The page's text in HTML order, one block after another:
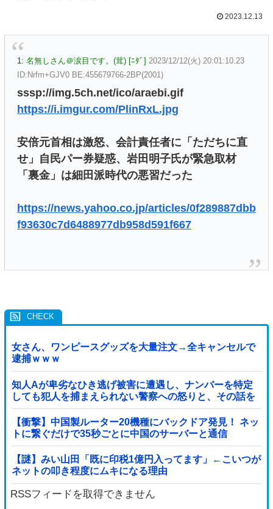
2023.12.13
1: 名無しさん＠涙目です。(茸) [ﾆﾀﾞ] 2023/12/12(火) 20:01:10.23
ID:Nrfm+GJV0 BE:455679766-2BP(2001)
sssp://img.5ch.net/ico/araebi.gif
https://i.imgur.com/PlinRxL.jpg
安倍元首相は激怒、会計責任者に「ただちに直
せ」自民パー券疑惑、岩田明子氏が緊急取材
「裏金」は細田派時代の悪習だった
https://news.yahoo.co.jp/articles/0f289887dbb
f93630c7d6488977db958d591f667
女さん、ワンピースグッズを大量注文→全キャンセルで
逮捕ｗｗｗ
知人Aが卑劣なひき逃げ被害に遭遇し、ナンバーを特定
しても犯人を捕まえられない警察への怒りと、その話を
聞いて「逃げた方が得じゃん」と言い放ったBの神経が
わからん
【衝撃】中国製ルーター20機種にバックドア発見！ ネッ
トに繋ぐだけで35秒ごとに中国のサーバーと通信
【謎】みい山田「既に印税1億円入ってます」←こいつが
ネットの叩き程度にムキになる理由
RSSフィードを取得できません